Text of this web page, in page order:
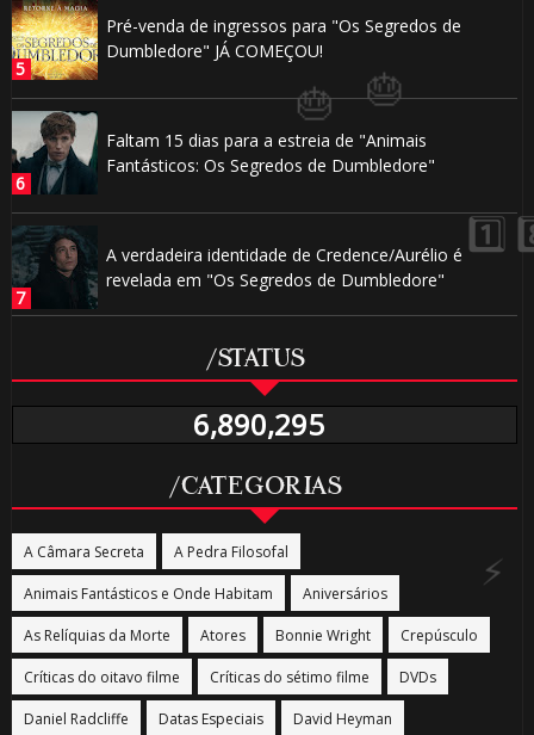
Pré-venda de ingressos para "Os Segredos de
Dumbledore" JÁ COMEÇOU!
Faltam 15 dias para a estreia de "Animais
Fantásticos: Os Segredos de Dumbledore"
A verdadeira identidade de Credence/Aurélio é
revelada em "Os Segredos de Dumbledore"
/STATUS
6,890,295
/CATEGORIAS
A Câmara Secreta A Pedra Filosofal
Animais Fantásticos e Onde Habitam Aniversários
As Relíquias da Morte Atores Bonnie Wright Crepúsculo
Críticas do oitavo filme Críticas do sétimo filme DVDs
Daniel Radcliffe Datas Especiais David Heyman
🎈
🎈